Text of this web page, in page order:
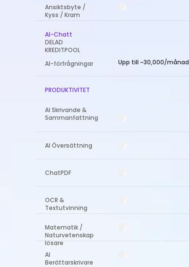
Ansiktsbyte /
Kyss / Kram
AI-Chatt
DELAD
KREDITPOOL
AI-förfrågningar
PRODUKTIVITET
AI Skrivande &
Sammanfattning
AI Översättning
ChatPDF
OCR &
Textutvinning
Matematik /
Naturvetenskap
lösare
AI
Berättarskrivare
Upp till ~30,000/månad